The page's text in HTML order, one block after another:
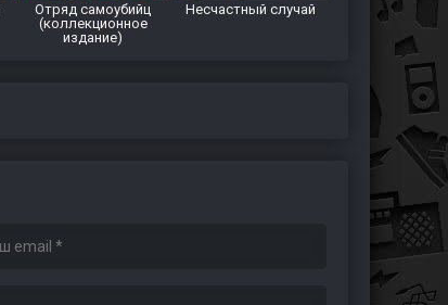
Отряд самоубийц
(коллекционное
издание)
Несчастный случай